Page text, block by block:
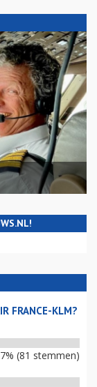
FRANCE-KLM?
(81 stemmen)